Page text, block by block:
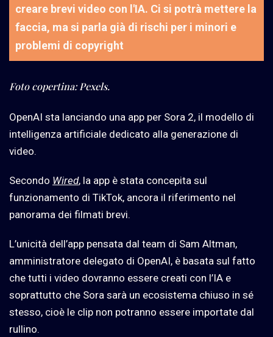
creare brevi video con l'IA. Ci si potrà mettere la
faccia, ma si parla già di rischi per i minori e
problemi di copyright
Foto copertina: Pexels.
OpenAI sta lanciando una app per Sora 2, il modello di
intelligenza artificiale dedicato alla generazione di
video.
Secondo Wired, la app è stata concepita sul
funzionamento di TikTok, ancora il riferimento nel
panorama dei filmati brevi.
L’unicità dell’app pensata dal team di Sam Altman,
amministratore delegato di OpenAI, è basata sul fatto
che tutti i video dovranno essere creati con l’IA e
soprattutto che Sora sarà un ecosistema chiuso in sé
stesso, cioè le clip non potranno essere importate dal
rullino.